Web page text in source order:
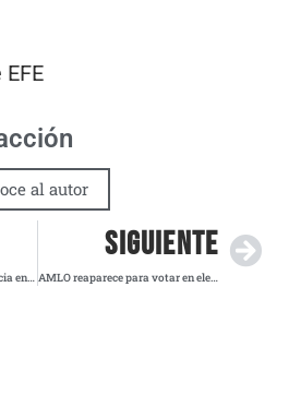
al autor
Transformación judicial: inicia en México la primera elección de ministros y magistrados
SIGUIENTE
AMLO reaparece para votar en elección judicial: “Quise participar en esta elección histórica”, afirma